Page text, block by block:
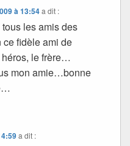
à 13:54 a dit :
les amis des
fidèle ami de
héros, le frère…
mon amie…bonne
a dit :